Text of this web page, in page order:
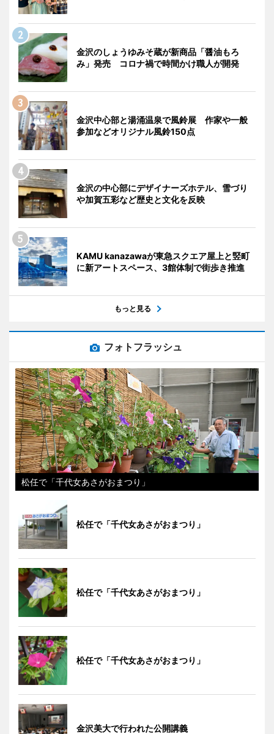
金沢のしょうゆみそ蔵が新商品「醤油もろ
み」発売 コロナ禍で時間かけ職人が開発
金沢中心部と湯涌温泉で風鈴展 作家や一般
参加などオリジナル風鈴150点
金沢の中心部にデザイナーズホテル、雪づり
や加賀五彩など歴史と文化を反映
KAMU kanazawaが東急スクエア屋上と竪町
に新アートスペース、3館体制で街歩き推進
もっと見る
フォトフラッシュ
松任で「千代女あさがおまつり」
松任で「千代女あさがおまつり」
松任で「千代女あさがおまつり」
松任で「千代女あさがおまつり」
金沢美大で行われた公開講義